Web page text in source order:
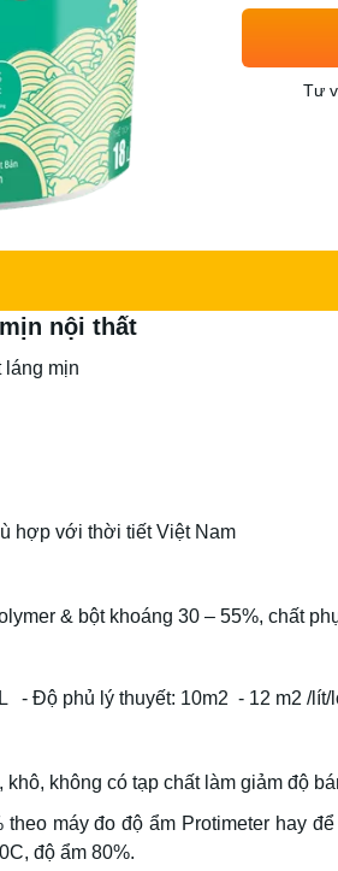
Tư
nội thất
láng mịn
hợp với thời tiết Việt Nam
& bột khoáng 30 – 55%, chất
- Độ phủ lý thuyết: 10m2 - 12 m2 /lít/
không có tạp chất làm giảm độ
máy đo độ ẩm Protimeter hay
độ ẩm 80%.